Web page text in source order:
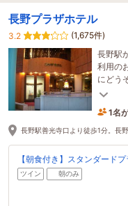
長野プラザホテル
3.2
(1,675件)
長野駅
利用の
にどう
の無料
1名
11
長野駅善光寺口より徒歩1分。長
【朝食付き】スタンダードプ
ツイン 朝のみ